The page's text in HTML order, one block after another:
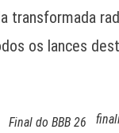
transformada
os lances
Final do BBB 26